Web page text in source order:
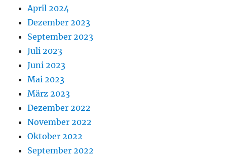
April 2024
Dezember 2023
September 2023
Juli 2023
Juni 2023
Mai 2023
März 2023
Dezember 2022
November 2022
Oktober 2022
September 2022